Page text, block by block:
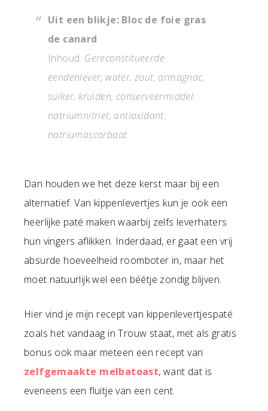
Uit een blikje: Bloc de foie gras
de canard
Inhoud: Gereconstitueerde
eendenlever, water, zout, armagnac,
suiker, kruiden, conserveermiddel:
natriumnitriet, antioxidant:
natriumascorbaat
Dan houden we het deze kerst maar bij een
alternatief. Van kippenlevertjes kun je ook een
heerlijke paté maken waarbij zelfs leverhaters
hun vingers aflikken. Inderdaad, er gaat een vrij
absurde hoeveelheid roomboter in, maar het
moet natuurlijk wel een béétje zondig blijven.
Hier vind je mijn recept van kippenlevertjespaté
zoals het vandaag in Trouw staat, met als gratis
bonus ook maar meteen een recept van
zelfgemaakte melbatoast, want dat is
eveneens een fluitje van een cent.